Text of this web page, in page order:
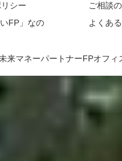
シー
ご相談
FP」なの
よくあ
来マネーパートナーFPオフィ